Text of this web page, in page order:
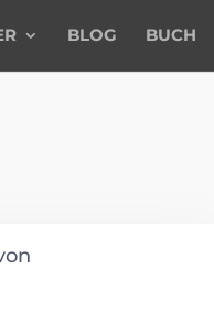
BLOG BUCH